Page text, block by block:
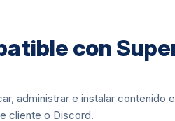
con
administrar e instalar contenido
cliente o Discord.